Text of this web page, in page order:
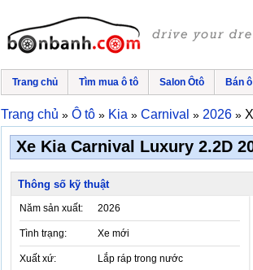
Trang chủ Tìm mua ô tô Salon Ôtô Bán
Trang chủ » Ô tô » Kia » Carnival » 2026 »
Xe Kia Carnival Luxury 2.2D
Thông số kỹ thuật
Năm sản xuất: 2026
Tình trạng: Xe mới
Xuất xứ: Lắp ráp trong nước